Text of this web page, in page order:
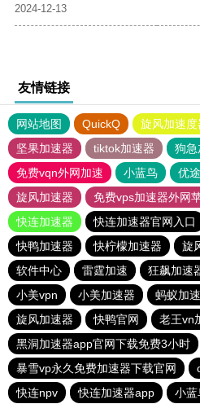
2024-12-13
友情链接
网站地图 QuickQ 旋风加速度
坚果加速器
tiktok加速器
狗急
免费vqn外网加速
小蓝鸟 优
旋风加速器
免费vps加速器外网
快连加速器
快连加速器官网入口
快鸭加速器
快柠檬加速器 旋
软件中心
雷霆加速 狂飙加速
小美vpn
小美加速器
蚂蚁加
旋风加速器
快鸭官网 老王vn
黑洞加速器app官网下载免费3小时
暴雪vp永久免费加速器下载官网
快连npv
快连加速器app 小蓝